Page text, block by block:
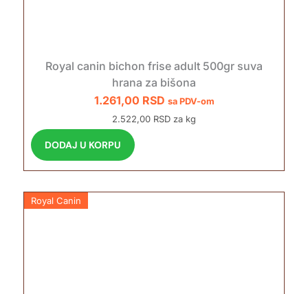
Royal canin bichon frise adult 500gr suva
hrana za bišona
1.261,00 RSD sa PDV-om
2.522,00 RSD za kg
DODAJ U KORPU
Royal Canin